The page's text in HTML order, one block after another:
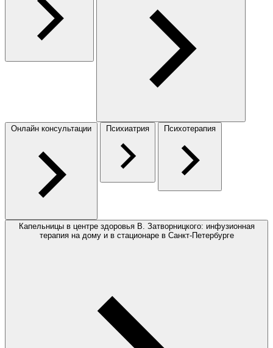
Онлайн консультации Психиатрия Психотерапия
Капельницы в центре здоровья В. Затворницкого: инфузионная
терапия на дому и в стационаре в Санкт-Петербурге